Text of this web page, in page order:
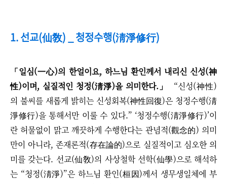
1. 선교(仙敎) _ 청정수행(淸淨修行)
「일심(一心)의 한얼이요, 하느님 환인께서 내리신 신성(神
性)이며, 실질적인 청정(淸淨)을 의미한다.」
“신성(神性)
의 불씨를 새롭게 밝히는 신성회복(神性回復)은 청정수행(淸
淨修行)을 통해서만 이룰 수 있다.” ‘청정수행(淸淨修行)’이
란 허물없이 맑고 깨끗하게 수행한다는 관념적(觀念的) 의미
만이 아니라, 존재론적(存在論的)으로 실질적이고 심오한 의
미를 갖는다. 선교(仙敎)의 사상철학 선학(仙學)으로 해석하
는 “청정(淸淨)”은 하느님 환인(桓因)께서 생무생일체에 부